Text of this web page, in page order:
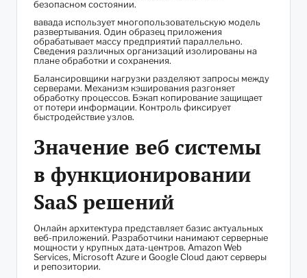
безопасном состоянии.
вавада использует многопользовательскую модель
развертывания. Один образец приложения
обрабатывает массу предприятий параллельно.
Сведения различных организаций изолированы на
плане обработки и сохранения.
Балансировщики нагрузки разделяют запросы между
серверами. Механизм кэширования разгоняет
обработку процессов. Бэкап копирование защищает
от потери информации. Контроль фиксирует
быстродействие узлов.
Значение веб системы
в функционировании
SaaS решений
Онлайн архитектура представляет базис актуальных
веб-приложений. Разработчики нанимают серверные
мощности у крупных дата-центров. Amazon Web
Services, Microsoft Azure и Google Cloud дают серверы
и репозитории.